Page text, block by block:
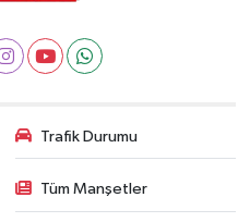
Trafik Durumu
Tüm Manşetler